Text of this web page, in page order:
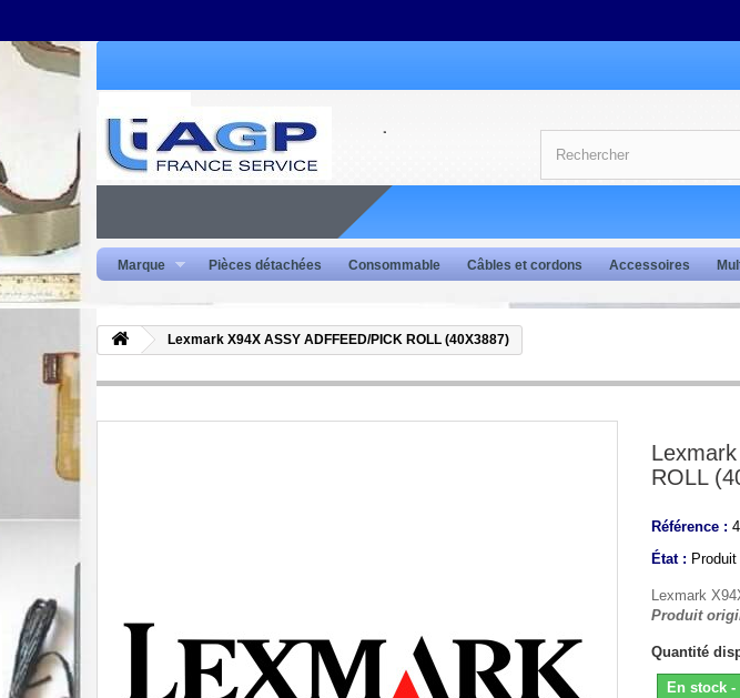
Marque Pièces détachées Consommable Câbles et cordons Accessoires
Lexmark X94X ASSY ADFFEED/PICK ROLL (40X3887)
ROLL
Référence :
État :
Lexmark
Produit
Quantité
En stock